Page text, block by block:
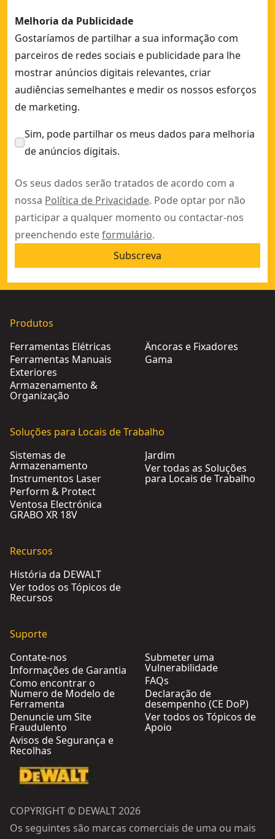
Melhoria da Publicidade
Gostaríamos de partilhar a sua informação com
parceiros de redes sociais e publicidade para lhe
mostrar anúncios digitais relevantes, criar
audiências semelhantes e medir os nossos esforços
de marketing.
Sim, pode partilhar os meus dados para melhoria
de anúncios digitais.
Os seus dados serão tratados de acordo com a
nossa Política de Privacidade. Pode optar por não
participar a qualquer momento ou contactar-nos
preenchendo esteformulário.
Subscreva
Produtos
Ferramentas Elétricas
Ferramentas Manuais
Exteriores
Armazenamento &
Organização
Âncoras e Fixadores
Gama
Soluções para Locais de Trabalho
Sistemas de
Armazenamento
Instrumentos Laser
Perform & Protect
Ventosa Electrónica
GRABO XR 18V
Jardim
Ver todas as Soluções
para Locais de Trabalho
Recursos
História da DEWALT
Ver todos os Tópicos de
Recursos
Suporte
Contate-nos
Informações de Garantia
Como encontrar o
Numero de Modelo de
Ferramenta
Denuncie um Site
Fraudulento
Avisos de Segurança e
Recolhas
Submeter uma
Vulnerabilidade
FAQs
Declaração de
desempenho (CE DoP)
Ver todos os Tópicos de
Apoio
COPYRIGHT © DEWALT 2026
Os seguintes são marcas comerciais de uma ou mais